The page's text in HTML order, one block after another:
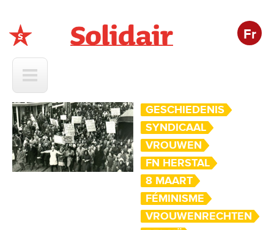
Fr
GESCHIEDENIS
SYNDICAAL
VROUWEN
FN HERSTAL
8 MAART
FÉMINISME
VROUWENRECHTEN